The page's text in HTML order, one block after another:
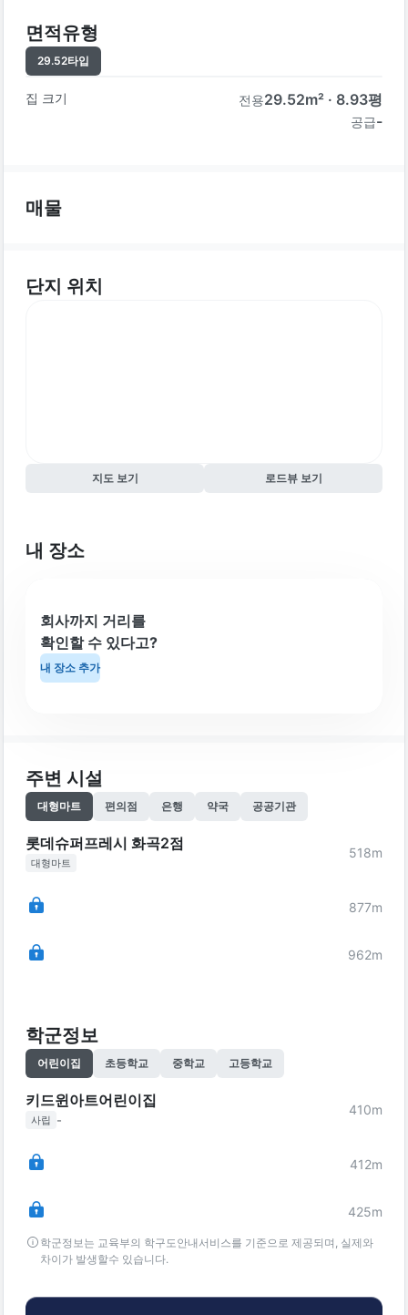
면적유형
29.52타입
집 크기 전용29.52m² · 8.93평
공급-
매물
단지 위치
지도 보기 로드뷰 보기
내 장소
회사까지 거리를
확인할 수 있다고?
내 장소 추가
주변 시설
대형마트 편의점 은행 약국 공공기관
롯데슈퍼프레시 화곡2점
대형마트
518m
877m
962m
학군정보
어린이집 초등학교 중학교 고등학교
키드윈아트어린이집
사립 -
410m
412m
425m
학군정보는 교육부의 학구도안내서비스를 기준으로 제공되며, 실제와
차이가 발생할수 있습니다.